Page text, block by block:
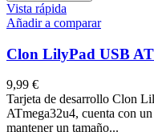
Vista rápida
Añadir a comparar
Clon LilyPad USB
9,99 €
Tarjeta de desarrollo Clon
ATmega32u4, cuenta con
mantener un tamaño...